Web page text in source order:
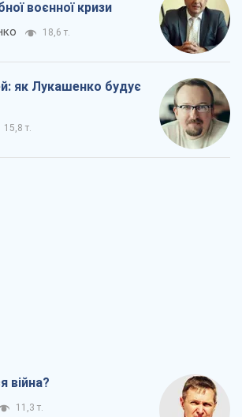
воєнної кризи
18,6 т.
як Лукашенко будує
15,8 т.
війна?
11,3 т.